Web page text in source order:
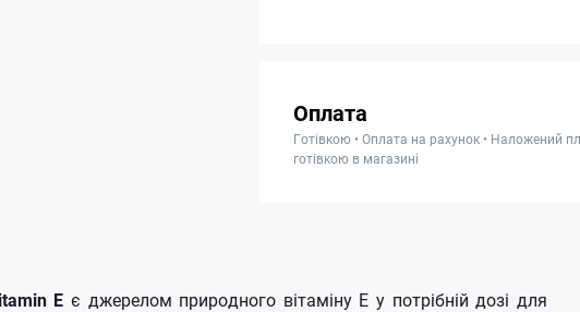
Оплата
Готівкою • Оплата на рахунок • Наложений
готівкою в магазині
E є джерелом природного вітаміну Е у потрібній дозі для